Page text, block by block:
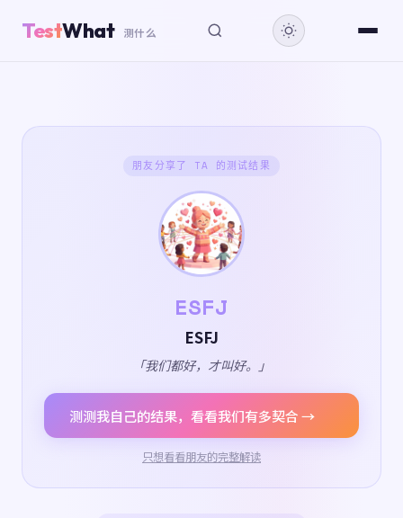
TestWhat 测什么
朋友分享了 TA 的测试结果
ESFJ
ESFJ
「我们都好，才叫好。」
测测我自己的结果，看看我们有多契合 →
只想看看朋友的完整解读